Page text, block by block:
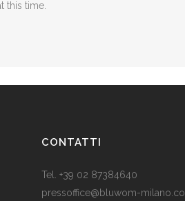
this time.
CONTATTI
Tel. +39 02 87384640
pressoffice@bluwom-